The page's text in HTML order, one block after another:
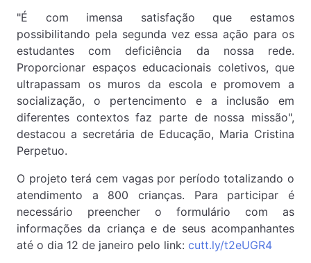
"É com imensa satisfação que estamos
possibilitando pela segunda vez essa ação para os
estudantes com deficiência da nossa rede.
Proporcionar espaços educacionais coletivos, que
ultrapassam os muros da escola e promovem a
socialização, o pertencimento e a inclusão em
diferentes contextos faz parte de nossa missão",
destacou a secretária de Educação, Maria Cristina
Perpetuo.
O projeto terá cem vagas por período totalizando o
atendimento a 800 crianças. Para participar é
necessário preencher o formulário com as
informações da criança e de seus acompanhantes
até o dia 12 de janeiro pelo link: cutt.ly/t2eUGR4